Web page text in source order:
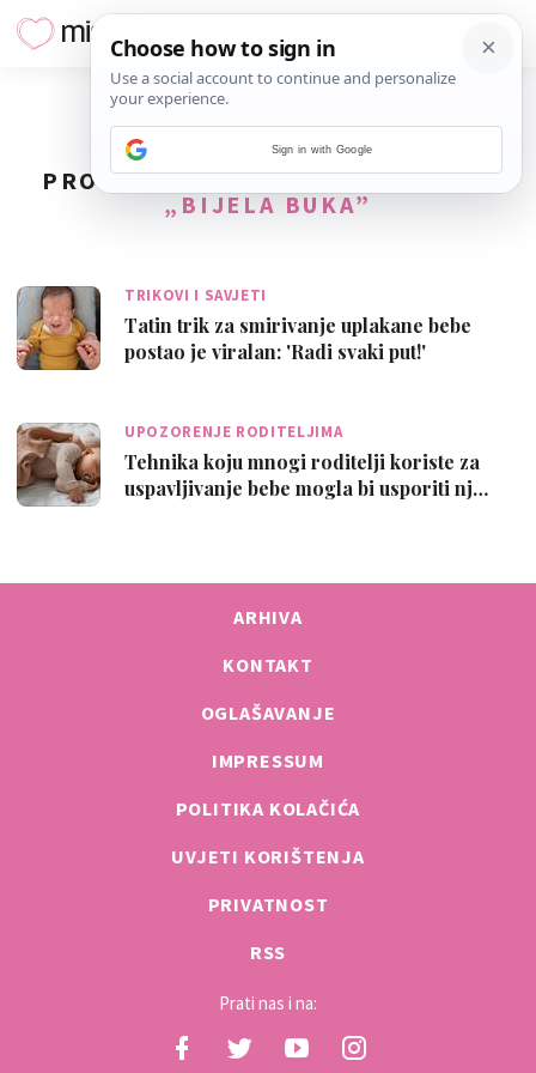
PRONAĐENO2REZULTATA ZA TAG
„BIJELA BUKA”
TRIKOVI I SAVJETI
Tatin trik za smirivanje uplakane bebe
postao je viralan: 'Radi svaki put!'
UPOZORENJE RODITELJIMA
Tehnika koju mnogi roditelji koriste za
uspavljivanje bebe mogla bi usporiti nj…
ARHIVA
KONTAKT
OGLAŠAVANJE
IMPRESSUM
POLITIKA KOLAČIĆA
UVJETI KORIŠTENJA
PRIVATNOST
RSS
Prati nas i na:
Sign in with Google